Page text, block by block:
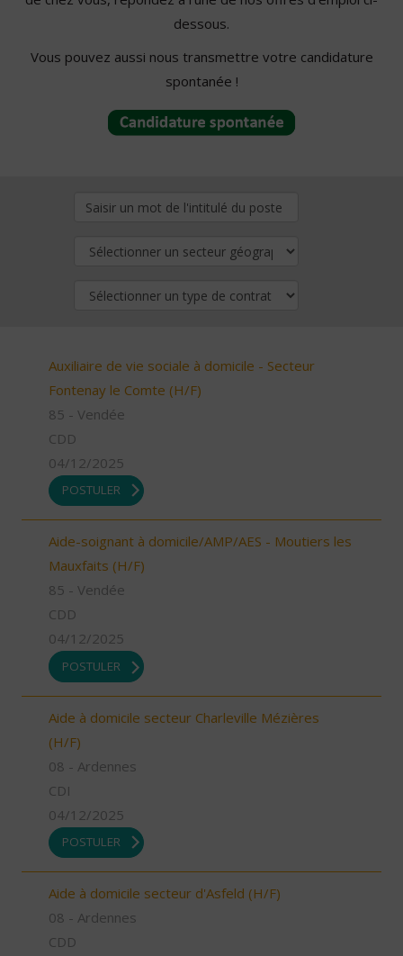
dessous.
Vous pouvez aussi nous transmettre votre candidature
spontanée !
Auxiliaire de vie sociale à domicile - Secteur
Fontenay le Comte (H/F)
85 - Vendée
CDD
04/12/2025
POSTULER
Aide-soignant à domicile/AMP/AES - Moutiers les
Mauxfaits (H/F)
85 - Vendée
CDD
04/12/2025
POSTULER
Aide à domicile secteur Charleville Mézières
(H/F)
08 - Ardennes
CDI
04/12/2025
POSTULER
Aide à domicile secteur d'Asfeld (H/F)
08 - Ardennes
CDD